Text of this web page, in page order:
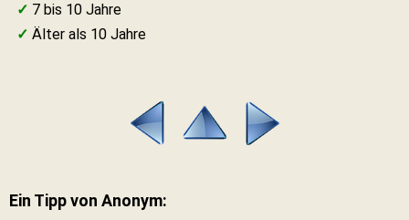
✓ 7 bis 10 Jahre
✓ Älter als 10 Jahre
Ein Tipp von Anonym: